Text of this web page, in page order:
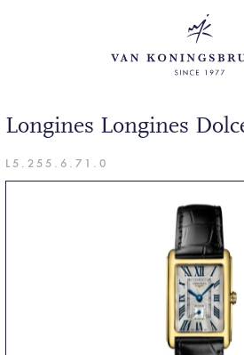
Longines Longines
L5.255.6.71.0